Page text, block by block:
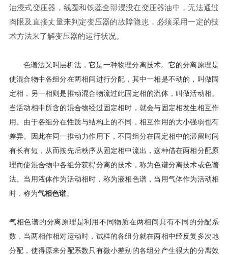
油浸式变压器，线圈和铁蕊全部浸没在变压器油中，无法通过
肉眼及直接丈量来判定变压器的故障隐患，必须采用一定的技
术方法来了解变压器的运行状况。
色谱法又叫层析法，它是一种物理分离技术。它的分离原理是
使混合物中各组分在两相间进行分配，其中一相是不动的，叫做固
定相，另一相则是推动混合物流过此固定相的流体，叫做活动相。
当活动相中所含的混合物经过固定相时，就会与固定相发生相互作
用。由于各组分在性质与结构上的不同，相互作用的大小强弱也有
差异。因此在同一推动力作用下，不同组分在固定相中的滞留时间
有长有短，从而按先后秩序从固定相中流出，这种借在两相分配原
理而使混合物中各组分获得分离的技术，称为色谱分离技术或色谱
法。当用液体作为活动相时，称为液相色谱，当用气体作为活动相
时，称为气相色谱。
气相色谱的分离原理是利用不同物质在两相间具有不同的分配系
数，当两相作相对运动时，试样的各组分就在两相中经反复多次地
分配，使得原来分配系数只有微小差别的各组分产生很大的分离效